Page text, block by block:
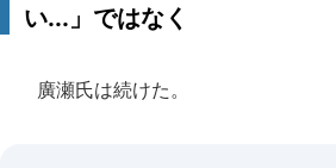
い...」ではなく
廣瀬氏は続けた。